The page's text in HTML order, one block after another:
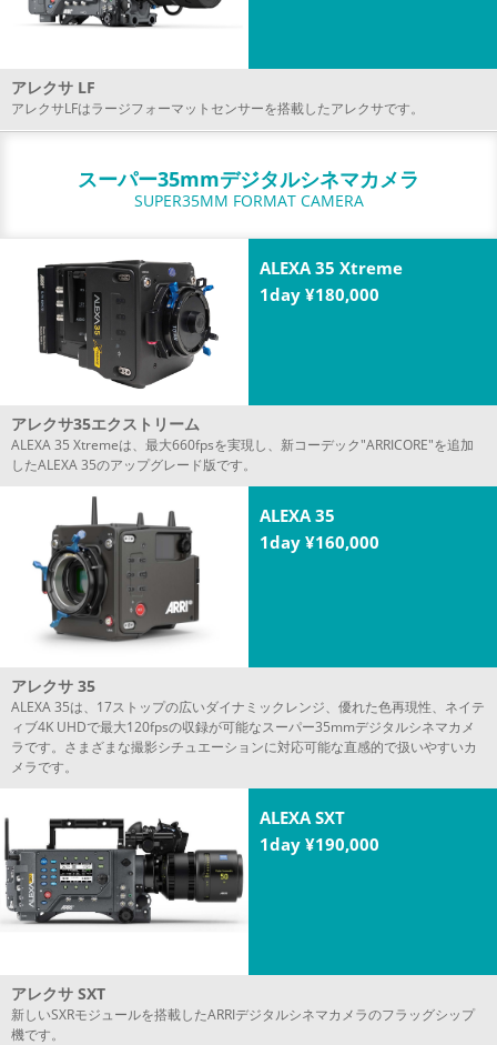
アレクサ LF
アレクサLFはラージフォーマットセンサーを搭載したアレクサです。
スーパー35mmデジタルシネマカメラ
SUPER35MM FORMAT CAMERA
ALEXA 35 Xtreme
1day ¥180,000
アレクサ35エクストリーム
ALEXA 35 Xtremeは、最大660fpsを実現し、新コーデック"ARRICORE"を追加
したALEXA 35のアップグレード版です。
ALEXA 35
1day ¥160,000
アレクサ 35
ALEXA 35は、17ストップの広いダイナミックレンジ、優れた色再現性、ネイテ
ィブ4K UHDで最大120fpsの収録が可能なスーパー35mmデジタルシネマカメ
ラです。さまざまな撮影シチュエーションに対応可能な直感的で扱いやすいカ
メラです。
ALEXA SXT
1day ¥190,000
アレクサ SXT
新しいSXRモジュールを搭載したARRIデジタルシネマカメラのフラッグシップ
機です。